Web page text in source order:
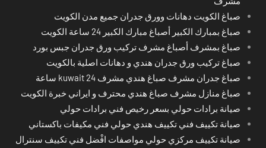
صباغ الكويت دهانات وورق جدران جميع مدن الكويت
صباغ بمبارك الكبير أصباغ مبارك الكبير 24 ساعة الكويت
صباغ بمشرف أصباغ مشرف تركيب ورق جدران جبس بورد
صباغ تركيب ورق جدران هندي و دهانات اصلية بالكويت
صباغ جدران مشرف صباغ هندي مشرف kuwait 24 ساعة
صباغ منازل مشرف صباغ هندي محترف و ايراني خبرة الكويت
صيانة برادات حولي بسعر رخيص فني برادات حولي
صيانة تكييف فني تكييف هندي حولي فني مكيفات باكستاني
صيانة تكييف مركزي حولي مواصفات افْضل فني تكييف سنترال